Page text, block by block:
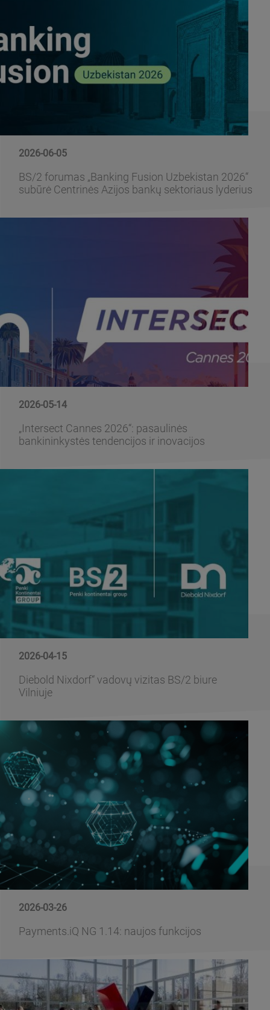
2026-06-05
BS/2 forumas „Banking Fusion Uzbekistan 2026“
subūrė Centrinės Azijos bankų sektoriaus lyderius
2026-05-14
„Intersect Cannes 2026“: pasaulinės
bankininkystės tendencijos ir inovacijos
2026-04-15
Diebold Nixdorf“ vadovų vizitas BS/2 biure
Vilniuje
2026-03-26
Payments.iQ NG 1.14: naujos funkcijos